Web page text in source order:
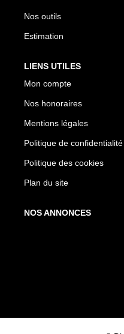
Nos outils
Estimation
LIENS UTILES
Mon compte
Nos honoraires
Mentions légales
Politique de confidentialité
Politique des cookies
Plan du site
NOS ANNONCES